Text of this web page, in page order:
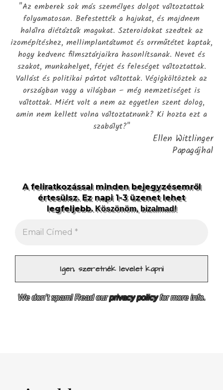
"Az emberek sok más személyes dolgot változtattak
folyamatosan. Befestették a hajukat, és majdnem
halálra diétázták magukat. Szteroidokat szedtek az
izomépítéshez, mellimplantátumot és orrműtétet kaptak,
hogy kedvenc filmsztárjaikra hasonlítsanak. Nevet és
szakot, munkahelyet, férjet és feleséget változtattak.
Vallást és politikai pártot váltottak. Végigköltöztek az
országban vagy a világban – még nemzetiséget is
váltottak. Miért volt a nem az egyetlen szent dolog,
amin nem kellett volna változtatnunk? Ki hozta ezt a
szabályt?"
Ellen Wittlinger
Papagájhal
A feliratkozással minden bejegyzésemről
értesülsz. Ez napi 1-3 üzenet lehet
legfeljebb.Köszönöm, bizalmad!
We don’t spam! Read ourprivacy policyfor more info.